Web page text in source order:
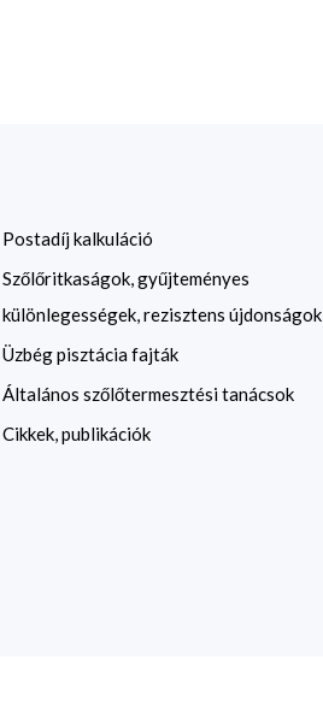
Postadíj kalkuláció
Szőlőritkaságok, gyűjteményes
különlegességek, rezisztens újdonságok
Üzbég pisztácia fajták
Általános szőlőtermesztési tanácsok
Cikkek, publikációk